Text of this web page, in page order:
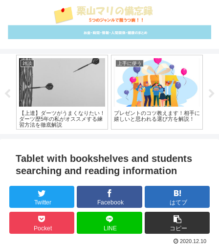
雑談
【上達】ダーツがうまくなりたい！
ダーツ歴5年の私がオススメする練
習方法を徹底解説
上手に使う
プレゼントのコツ教えます！相手に
嬉しいと思われる選び方を解説！
Tablet with bookshelves and students
searching and reading information
Twitter Facebook はてブ
Pocket LINE コピー
2020.12.10